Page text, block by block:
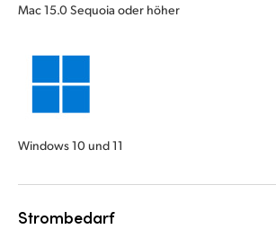
Mac 15.0 Sequoia oder höher
Windows 10 und 11
Strombedarf